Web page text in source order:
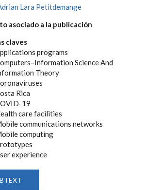
Lara Petitdemange
asociado a la publicación
claves
programs
Science And
Theory
Rica
19
care facilities
communications networks
computing
experience